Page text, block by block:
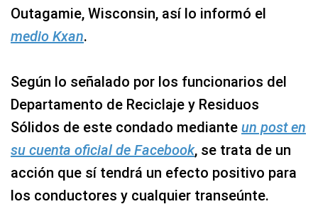
Outagamie, Wisconsin, así lo informó el
medio Kxan.
Según lo señalado por los funcionarios del
Departamento de Reciclaje y Residuos
Sólidos de este condado mediante un post en
su cuenta oficial de Facebook, se trata de un
acción que sí tendrá un efecto positivo para
los conductores y cualquier transeúnte.